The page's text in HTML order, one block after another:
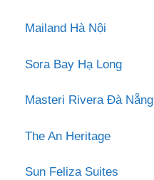
Mailand Hà Nội
Sora Bay Hạ Long
Masteri Rivera Đà Nẵng
The An Heritage
Sun Feliza Suites